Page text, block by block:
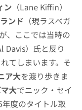
ン （Lane Kiffin）
ンド （現ラスベガ
、ここでは当時の
Davis）氏と反り
てしまいます。そ
ア大を渡り歩きま
大でニック・セイ
度のタイトル取